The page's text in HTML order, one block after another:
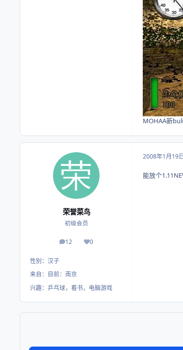
MOHAA新
荣誉菜鸟
初级会员
12
帖子 0
荣誉积分
性别： 汉子
来自： 目前：南京
兴趣： 乒乓球，看书，电脑游戏
2008年1月19
能放个